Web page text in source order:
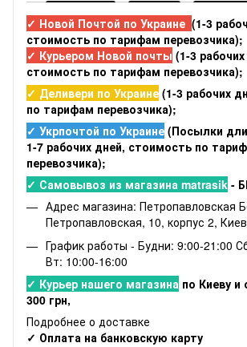
✓ Новой Почтой по Украине (1-3
стоимость по тарифам перевозчика);
✓ Курьером Новой почты (1-3
стоимость по тарифам перевозчика);
✓ Деливери по Украине (1-3 рабочих
по тарифам перевозчика);
✓ Укрпочтой по Украине (Посылки
1-7 рабочих дней, стоимость по
перевозчика);
✓ Самовывоз из магазина matrasik -
Адрес магазина: Петропавловская
Петропавловская, 10, корпус 2,
График работы - Будни: 9:00-21:00
Вт: 10:00-16:00
✓ Курьер нашего магазина по Киеву и
300 грн,
Подробнее о доставке
✓ Оплата на банковскую карту